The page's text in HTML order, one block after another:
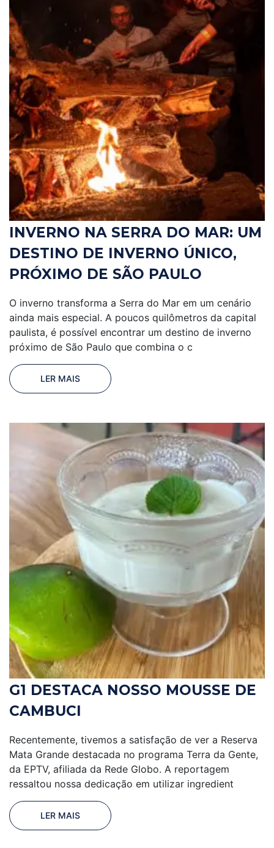
INVERNO NA SERRA DO MAR: UM
DESTINO DE INVERNO ÚNICO,
PRÓXIMO DE SÃO PAULO
O inverno transforma a Serra do Mar em um cenário
ainda mais especial. A poucos quilômetros da capital
paulista, é possível encontrar um destino de inverno
próximo de São Paulo que combina o c
LER MAIS
G1 DESTACA NOSSO MOUSSE DE
CAMBUCI
Recentemente, tivemos a satisfação de ver a Reserva
Mata Grande destacada no programa Terra da Gente,
da EPTV, afiliada da Rede Globo. A reportagem
ressaltou nossa dedicação em utilizar ingredient
LER MAIS